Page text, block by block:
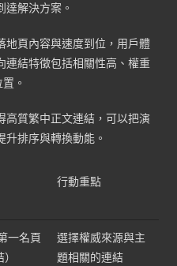
解決方案。
地頁內容與速度到位，用戶體
連結特徵包括相關性高、權重
。
高質繁中正文連結，可以把演
排序與轉換動能。
行動重點
一名頁
選擇權威來源與主
題相關的連結